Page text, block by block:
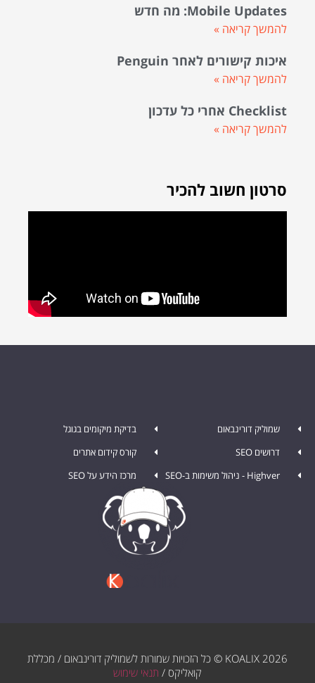
Mobile Updates: מה חדש
להמשך קריאה »
איכות קישורים לאחר Penguin
להמשך קריאה »
Checklist אחרי כל עדכון
להמשך קריאה »
סרטון חשוב להכיר
שמוליק דורינבאום
דרושים SEO
Highver - ניהול משימות ב-SEO
בדיקת מיקומים בגוגל
קורס קידום אתרים
מרכז הידע על SEO
KOALIX 2026 © כל הזכויות שמורות לשמוליק דורינבאום / מכללת
קואליקס / תנאי שימוש